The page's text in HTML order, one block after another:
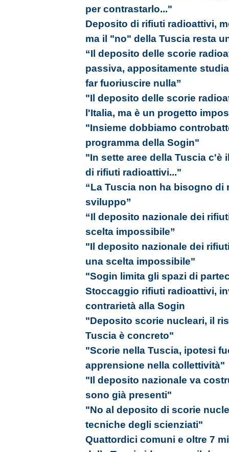
per contrastarlo..."
Deposito di rifiuti radioattivi,
ma il "no" della Tuscia resta
“Il deposito delle scorie
passiva, appositamente
far fuoriuscire nulla”
"Il deposito delle scorie
l'Italia, ma è un progetto
"Insieme dobbiamo
programma della Sogin"
"In sette aree della Tuscia
di rifiuti radioattivi..."
“La Tuscia non ha bisogno di
sviluppo”
“Il deposito nazionale dei
scelta impossibile”
"Il deposito nazionale dei
una scelta impossibile"
"Sogin limita gli spazi di
Stoccaggio rifiuti radioattivi,
contrarietà alla Sogin
"Deposito scorie nucleari, il
Tuscia è concreto"
"Scorie nella Tuscia, ipotesi
apprensione nella collettività"
"Il deposito nazionale va
sono già presenti"
"No al deposito di scorie
tecniche degli scienziati"
Quattordici comuni e oltre 7